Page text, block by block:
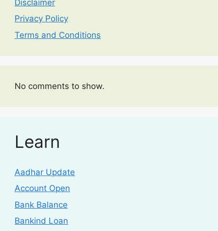
Disclaimer
Privacy Policy
Terms and Conditions
No comments to show.
Learn
Aadhar Update
Account Open
Bank Balance
Bankind Loan